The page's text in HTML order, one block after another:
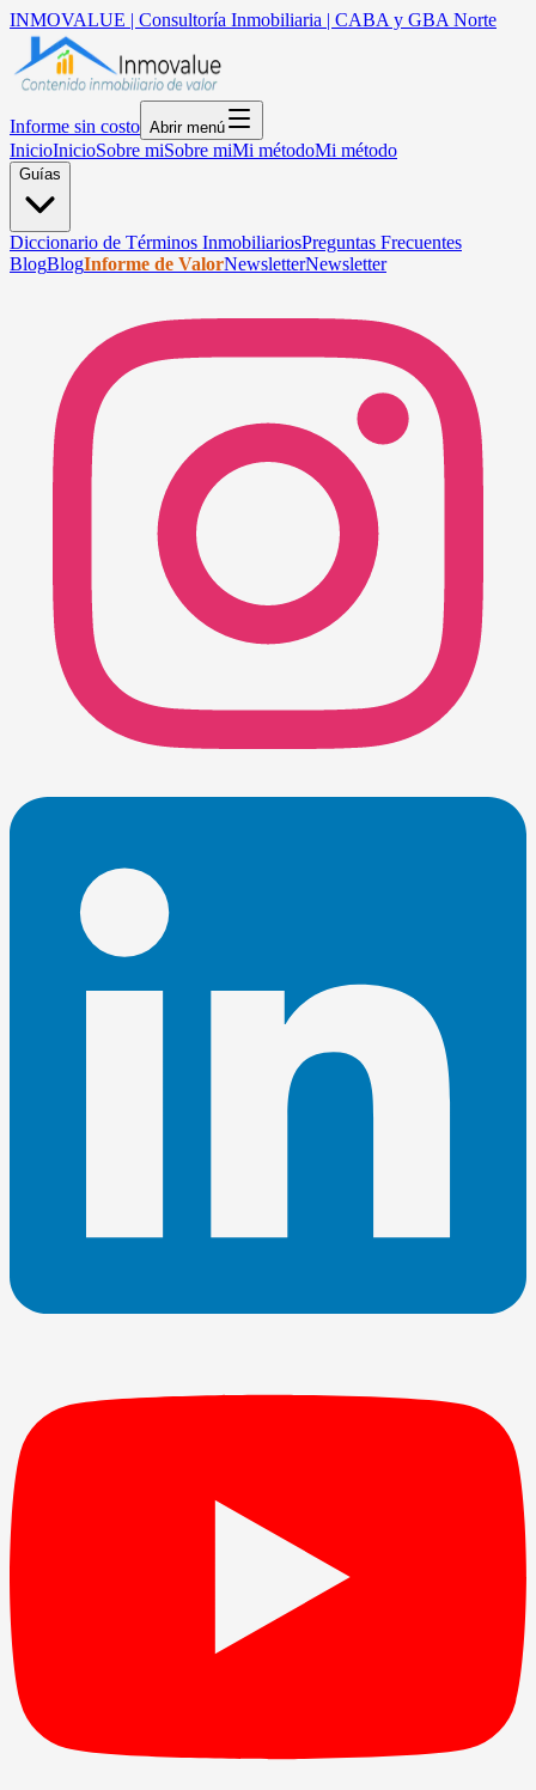
INMOVALUE | Consultoría Inmobiliaria | CABA y GBA Norte
Informe sin costo Abrir menú
InicioInicioSobre miSobre miMi métodoMi método
Guías
Diccionario de Términos InmobiliariosPreguntas Frecuentes
BlogBlogInforme de ValorNewsletterNewsletter